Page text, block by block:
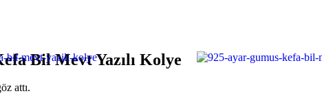
Bil Mevt Yazılı Kolye
attı.